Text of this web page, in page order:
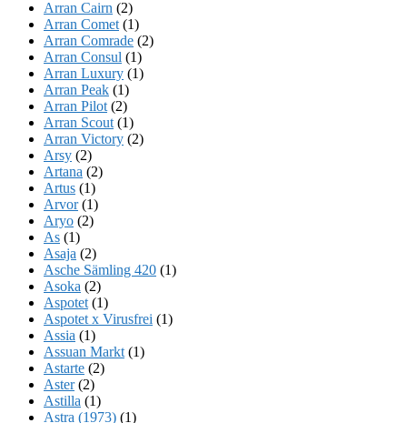
Arran Cairn (2)
Arran Comet (1)
Arran Comrade (2)
Arran Consul (1)
Arran Luxury (1)
Arran Peak (1)
Arran Pilot (2)
Arran Scout (1)
Arran Victory (2)
Arsy (2)
Artana (2)
Artus (1)
Arvor(1)
Aryo (2)
As (1)
Asaja (2)
Asche Sämling 420 (1)
Asoka (2)
Aspotet (1)
Aspotet x Virusfrei (1)
Assia (1)
Assuan Markt (1)
Astarte (2)
Aster(2)
Astilla (1)
Astra (1973) (1)